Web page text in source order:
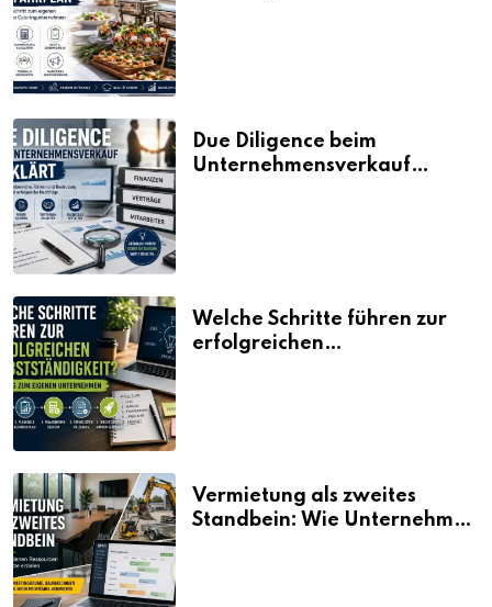
Due Diligence beim
Unternehmensverkauf
Welche Schritte führen zur
erfolgreichen
Vermietung als zweites
Standbein: Wie Unternehmen